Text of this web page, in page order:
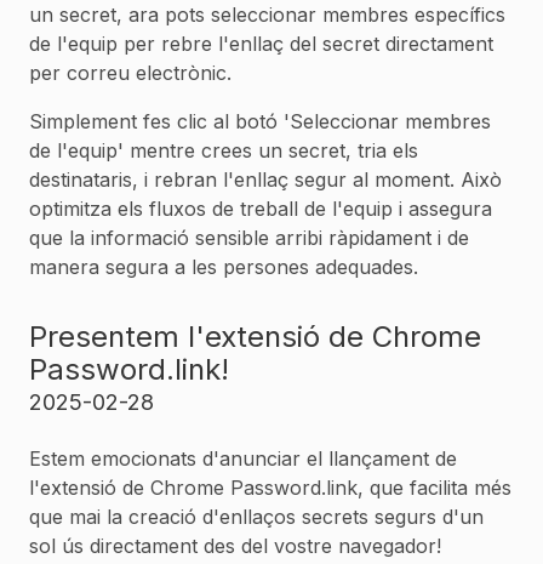
un secret, ara pots seleccionar membres específics
de l'equip per rebre l'enllaç del secret directament
per correu electrònic.
Simplement fes clic al botó 'Seleccionar membres
de l'equip' mentre crees un secret, tria els
destinataris, i rebran l'enllaç segur al moment. Això
optimitza els fluxos de treball de l'equip i assegura
que la informació sensible arribi ràpidament i de
manera segura a les persones adequades.
Presentem l'extensió de Chrome
Password.link!
2025-02-28
Estem emocionats d'anunciar el llançament de
l'extensió de Chrome Password.link, que facilita més
que mai la creació d'enllaços secrets segurs d'un
sol ús directament des del vostre navegador!